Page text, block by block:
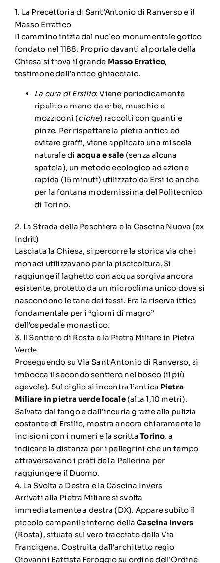
1. La Precettoria di Sant’Antonio di Ranverso e il
Masso Erratico
Il cammino inizia dal nucleo monumentale gotico
fondato nel 1188. Proprio davanti al portale della
Chiesa si trova il grande Masso Erratico,
testimone dell’antico ghiacciaio.
La cura di Ersilio: Viene periodicamente
ripulito a mano da erbe, muschio e
mozziconi (ciche) raccolti con guanti e
pinze. Per rispettare la pietra antica ed
evitare graffi, viene applicata una miscela
naturale di acqua e sale (senza alcuna
spatola), un metodo ecologico ad azione
rapida (15 minuti) utilizzato da Ersilio anche
per la fontana modernissima del Politecnico
di Torino.
2. La Strada della Peschiera e la Cascina Nuova (ex
Indrit)
Lasciata la Chiesa, si percorre la storica via che i
monaci utilizzavano per la piscicoltura. Si
raggiunge il laghetto con acqua sorgiva ancora
esistente, protetto da un microclima unico dove si
nascondono le tane dei tassi. Era la riserva ittica
fondamentale per i “giorni di magro”
dell’ospedale monastico.
3. Il Sentiero di Rosta e la Pietra Miliare in Pietra
Verde
Proseguendo su Via Sant’Antonio di Ranverso, si
imbocca il secondo sentiero nel bosco (il più
agevole). Sul ciglio si incontra l’antica Pietra
Miliare in pietra verde locale(alta 1,10 metri).
Salvata dal fango e dall’incuria grazie alla pulizia
costante di Ersilio, mostra ancora chiaramente le
incisioni con i numeri e la scrittaTorino, a
indicare la distanza per i pellegrini che un tempo
attraversavano i prati della Pellerina per
raggiungere il Duomo.
4. La Svolta a Destra e la Cascina Invers
Arrivati alla Pietra Miliare si svolta
immediatamente a destra (DX). Appare subito il
piccolo campanile interno dellaCascina Invers
(Rosta), situata sul vero tracciato della Via
Francigena. Costruita dall’architetto regio
Giovanni Battista Feroggio su ordine dell’Ordine